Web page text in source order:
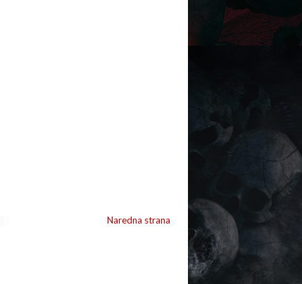
Naredna strana